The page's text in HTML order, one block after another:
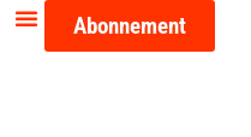
Abonnement